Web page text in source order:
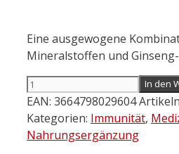
Eine ausgewogene
Mineralstoffen und
PHARMATON
Geriavit
100
St.
In den
EAN: 3664798029604
Kategorien: Immunität,
Nahrungsergänzung